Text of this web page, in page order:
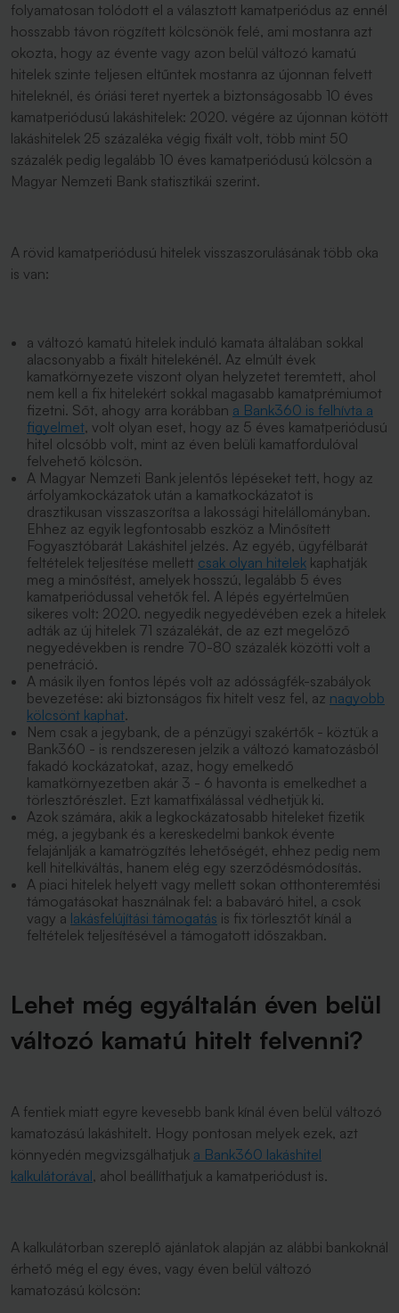
folyamatosan tolódott el a választott kamatperiódus az ennél
hosszabb távon rögzített kölcsönök felé, ami mostanra azt
okozta, hogy az évente vagy azon belül változó kamatú
hitelek szinte teljesen eltűntek mostanra az újonnan felvett
hiteleknél, és óriási teret nyertek a biztonságosabb 10 éves
kamatperiódusú lakáshitelek: 2020. végére az újonnan kötött
lakáshitelek 25 százaléka végig fixált volt, több mint 50
százalék pedig legalább 10 éves kamatperiódusú kölcsön a
Magyar Nemzeti Bank statisztikái szerint.
A rövid kamatperiódusú hitelek visszaszorulásának több oka
is van:
a változó kamatú hitelek induló kamata általában sokkal
alacsonyabb a fixált hitelekénél. Az elmúlt évek
kamatkörnyezete viszont olyan helyzetet teremtett, ahol
nem kell a fix hitelekért sokkal magasabb kamatprémiumot
fizetni. Sőt, ahogy arra korábban a Bank360 is felhívta a
figyelmet, volt olyan eset, hogy az 5 éves kamatperiódusú
hitel olcsóbb volt, mint az éven belüli kamatfordulóval
felvehető kölcsön.
A Magyar Nemzeti Bank jelentős lépéseket tett, hogy az
árfolyamkockázatok után a kamatkockázatot is
drasztikusan visszaszorítsa a lakossági hitelállományban.
Ehhez az egyik legfontosabb eszköz a Minősített
Fogyasztóbarát Lakáshitel jelzés. Az egyéb, ügyfélbarát
feltételek teljesítése mellett csak olyan hitelek kaphatják
meg a minősítést, amelyek hosszú, legalább 5 éves
kamatperiódussal vehetők fel. A lépés egyértelműen
sikeres volt: 2020. negyedik negyedévében ezek a hitelek
adták az új hitelek 71 százalékát, de az ezt megelőző
negyedévekben is rendre 70-80 százalék közötti volt a
penetráció.
A másik ilyen fontos lépés volt az adósságfék-szabályok
bevezetése: aki biztonságos fix hitelt vesz fel, az nagyobb
kölcsönt kaphat.
Nem csak a jegybank, de a pénzügyi szakértők - köztük a
Bank360 - is rendszeresen jelzik a változó kamatozásból
fakadó kockázatokat, azaz, hogy emelkedő
kamatkörnyezetben akár 3 - 6 havonta is emelkedhet a
törlesztőrészlet. Ezt kamatfixálással védhetjük ki.
Azok számára, akik a legkockázatosabb hiteleket fizetik
még, a jegybank és a kereskedelmi bankok évente
felajánlják a kamatrögzítés lehetőségét, ehhez pedig nem
kell hitelkiváltás, hanem elég egy szerződésmódosítás.
A piaci hitelek helyett vagy mellett sokan otthonteremtési
támogatásokat használnak fel: a babaváró hitel, a csok
vagy a lakásfelújítási támogatás is fix törlesztőt kínál a
feltételek teljesítésével a támogatott időszakban.
Lehet még egyáltalán éven belül
változó kamatú hitelt felvenni?
A fentiek miatt egyre kevesebb bank kínál éven belül változó
kamatozású lakáshitelt. Hogy pontosan melyek ezek, azt
könnyedén megvizsgálhatjuk a Bank360 lakáshitel
kalkulátorával, ahol beállíthatjuk a kamatperiódust is.
A kalkulátorban szereplő ajánlatok alapján az alábbi bankoknál
érhető még el egy éves, vagy éven belül változó
kamatozású kölcsön: